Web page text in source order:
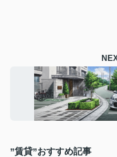
”賃貸”おすすめ記事